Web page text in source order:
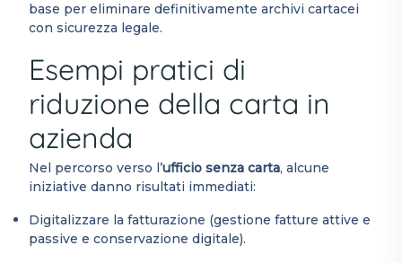
base per eliminare definitivamente archivi cartacei
con sicurezza legale.
Esempi pratici di
riduzione della carta in
azienda
Nel percorso verso l’ufficio senza carta, alcune
iniziative danno risultati immediati:
Digitalizzare la fatturazione (gestione fatture attive e
passive e conservazione digitale).